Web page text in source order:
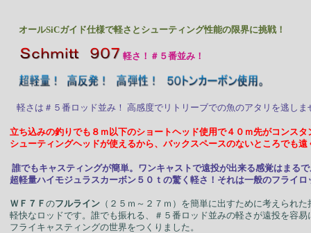
オールSiCガイド仕様で軽さとシューティング性能の限界に挑戦！
軽さ！＃５番並み！
軽さは＃５番ロッド並み！ 高感度でリトリーブでの魚のアタリを逃し
立ち込みの釣りでも８ｍ以下のショートヘッド使用で４０ｍ先がコンスタ
シューティングヘッドが使えるから、バックスペースのないところでも遠
誰でもキャスティングが簡単。ワンキャストで遠投が出来る感覚はまる
超軽量ハイモジュラスカーボン５０ｔの驚く軽さ！それは一般のフライロ
ＷＦ７Ｆ のフルライン （２５ｍ～２７ｍ）を簡単に出すために考えられ
軽快なロッドです。誰でも振れる、＃５番ロッド並みの軽さが遠投を容易
フライキャスティングの世界をつくりました。